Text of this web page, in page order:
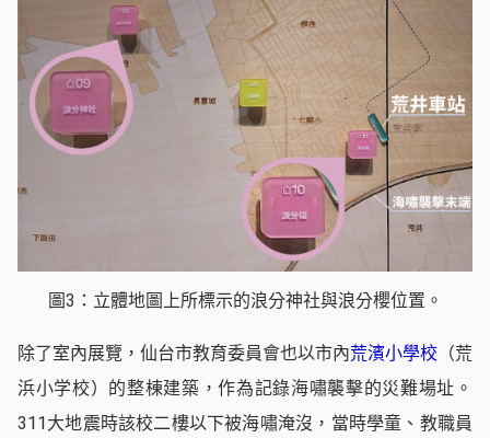
圖3：立體地圖上所標示的浪分神社與浪分櫻位置。
除了室內展覽，仙台市教育委員會也以市內荒濱小學校 （荒
浜小学校）的整棟建築，作為記錄海嘯襲擊的災難場址。
311大地震時該校二樓以下被海嘯淹沒，當時學童、教職員